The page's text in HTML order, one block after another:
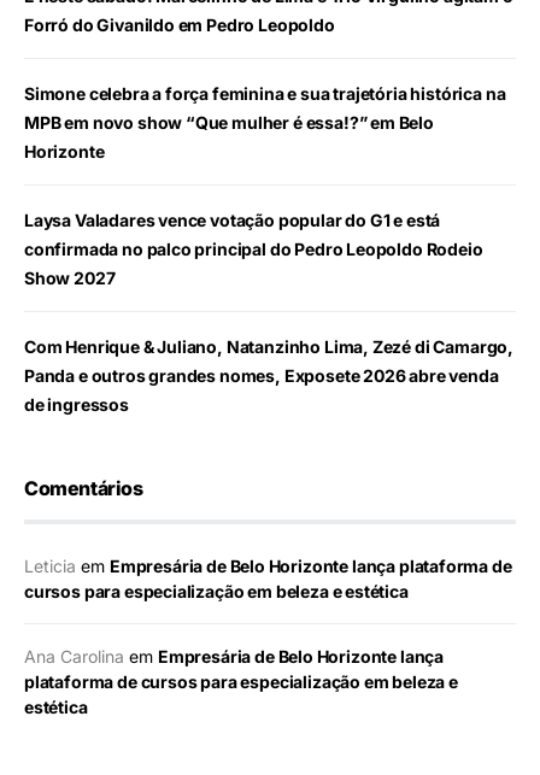
Forró do Givanildo em Pedro Leopoldo
Simone celebra a força feminina e sua trajetória histórica na
MPB em novo show “Que mulher é essa!?” em Belo
Horizonte
Laysa Valadares vence votação popular do G1 e está
confirmada no palco principal do Pedro Leopoldo Rodeio
Show 2027
Com Henrique & Juliano, Natanzinho Lima, Zezé di Camargo,
Panda e outros grandes nomes, Exposete 2026 abre venda
de ingressos
Comentários
Leticia em Empresária de Belo Horizonte lança plataforma de
cursos para especialização em beleza e estética
Ana Carolina em Empresária de Belo Horizonte lança
plataforma de cursos para especialização em beleza e
estética